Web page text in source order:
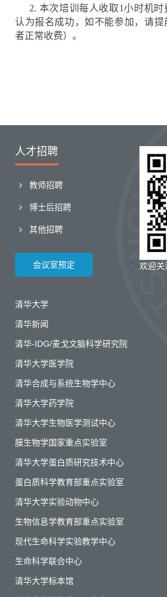
2. 本次培训每人收取1小时机
认为报名成功，如不能参加，请
者正常收费）。
欢迎关
人才招聘
教师招聘
博士后招聘
其他招聘
会议室预定
清华大学
清华新闻
清华-IDG/麦戈文脑科学研究院
清华大学医学院
清华合成与系统生物学中心
清华大学药学院
清华大学生物医学测试中心
膜生物学国家重点实验室
清华大学蛋白质研究技术中心
蛋白质科学教育部重点实验室
清华大学实验动物中心
生物信息学教育部重点实验室
现代生命科学实验教学中心
生命科学联合中心
清华大学标本馆